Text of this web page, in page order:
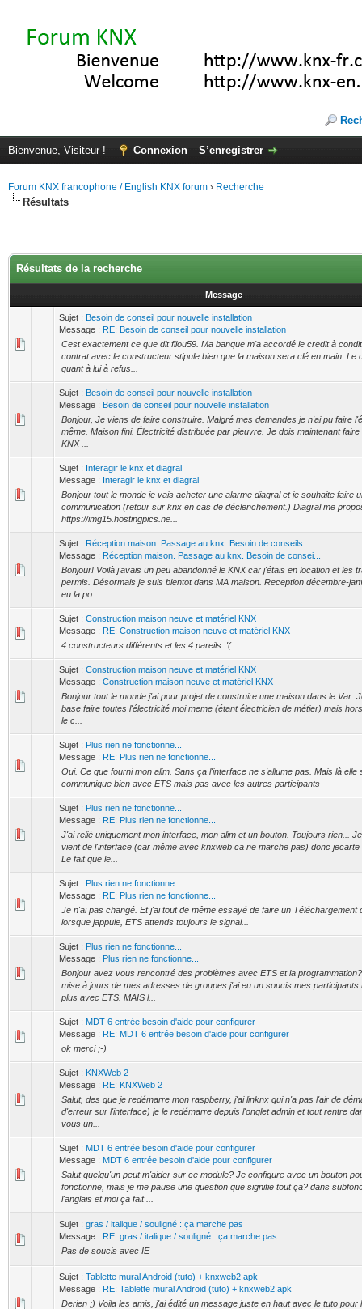
Bienvenue, Visiteur ! Connexion S’enregistrer
Forum KNX francophone / English KNX forum › Recherche
Résultats
Résultats de la recherche
Message
Sujet : Besoin de conseil pour nouvelle installation
Message : RE: Besoin de conseil pour nouvelle installation
Cest exactement ce que dit filou59. Ma banque m'a accordé le credit à
contrat avec le constructeur stipule bien que la maison sera clé en main. Le
quant à lui à refus...
Sujet : Besoin de conseil pour nouvelle installation
Message : Besoin de conseil pour nouvelle installation
Bonjour, Je viens de faire construire. Malgré mes demandes je n'ai pu faire
même. Maison fini. Électricité distribuée par pieuvre. Je dois maintenant faire
KNX ...
Sujet : Interagir le knx et diagral
Message : Interagir le knx et diagral
Bonjour tout le monde je vais acheter une alarme diagral et je souhaite faire
communication (retour sur knx en cas de déclenchement.) Diagral me
https://img15.hostingpics.ne...
Sujet : Réception maison. Passage au knx. Besoin de conseils.
Message : Réception maison. Passage au knx. Besoin de consei...
Bonjour! Voilà j'avais un peu abandonné le KNX car j'étais en location et les
permis. Désormais je suis bientot dans MA maison. Reception décembre-
eu la po...
Sujet : Construction maison neuve et matériel KNX
Message : RE: Construction maison neuve et matériel KNX
4 constructeurs différents et les 4 pareils :'(
Sujet : Construction maison neuve et matériel KNX
Message : Construction maison neuve et matériel KNX
Bonjour tout le monde j'ai pour projet de construire une maison dans le Var.
base faire toutes l'électricité moi meme (étant électricien de métier) mais
le c...
Sujet : Plus rien ne fonctionne...
Message : RE: Plus rien ne fonctionne...
Oui. Ce que fourni mon alim. Sans ça l'interface ne s'allume pas. Mais là elle
communique bien avec ETS mais pas avec les autres participants
Sujet : Plus rien ne fonctionne...
Message : RE: Plus rien ne fonctionne...
J'ai relié uniquement mon interface, mon alim et un bouton. Toujours rien...
vient de l'interface (car même avec knxweb ca ne marche pas) donc jecarte
Le fait que le...
Sujet : Plus rien ne fonctionne...
Message : RE: Plus rien ne fonctionne...
Je n'ai pas changé. Et j'ai tout de même essayé de faire un Téléchargement
lorsque jappuie, ETS attends toujours le signal...
Sujet : Plus rien ne fonctionne...
Message : Plus rien ne fonctionne...
Bonjour avez vous rencontré des problèmes avec ETS et la
mise à jours de mes adresses de groupes j'ai eu un soucis mes participants
plus avec ETS. MAIS l...
Sujet : MDT 6 entrée besoin d'aide pour configurer
Message : RE: MDT 6 entrée besoin d'aide pour configurer
ok merci ;-)
Sujet : KNXWeb 2
Message : RE: KNXWeb 2
Salut, des que je redémarre mon raspberry, j'ai linknx qui n'a pas l'air de
d'erreur sur l'interface) je le redémarre depuis l'onglet admin et tout rentre
vous un...
Sujet : MDT 6 entrée besoin d'aide pour configurer
Message : MDT 6 entrée besoin d'aide pour configurer
Salut quelqu'un peut m'aider sur ce module? Je configure avec un bouton
fonctionne, mais je me pause une question que signifie tout ça? dans
l'anglais et moi ça fait ...
Sujet : gras / italique / souligné : ça marche pas
Message : RE: gras / italique / souligné : ça marche pas
Pas de soucis avec IE
Sujet : Tablette mural Android (tuto) + knxweb2.apk
Message : RE: Tablette mural Android (tuto) + knxweb2.apk
Derien ;) Voila les amis, j'ai édité un message juste en haut avec le tuto pour